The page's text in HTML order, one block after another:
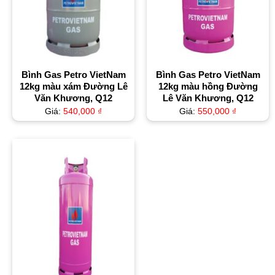
Bình Gas Petro VietNam
12kg màu xám Đường Lê
Văn Khương, Q12
Giá: 540,000 ₫
Bình Gas Petro VietNam
12kg màu hồng Đường
Lê Văn Khương, Q12
Giá: 550,000 ₫